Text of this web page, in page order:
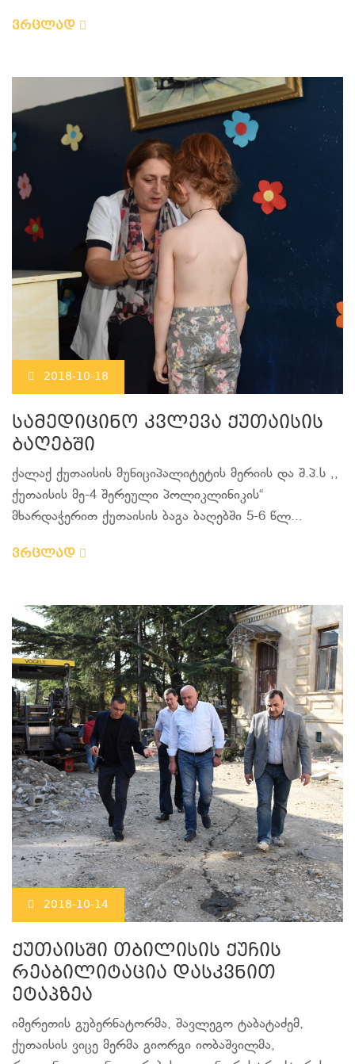
ვრცლად
2018-10-18
სამედიცინო კვლევა ქუთაისის
ბაღებში
ქალაქ ქუთაისის მუნიციპალიტეტის მერიის და შ.პ.ს ,,
ქუთაისის მე-4 შერეული პოლიკლინიკის“
მხარდაჭერით ქუთაისის ბაგა ბაღებში 5-6 წლ...
ვრცლად
2018-10-14
ქუთაისში თბილისის ქუჩის
რეაბილიტაცია დასკვნით
ეტაპზეა
იმერეთის გუბერნატორმა, შავლეგო ტაბატაძემ,
ქუთაისის ვიცე მერმა გიორგი იობაშვილმა,